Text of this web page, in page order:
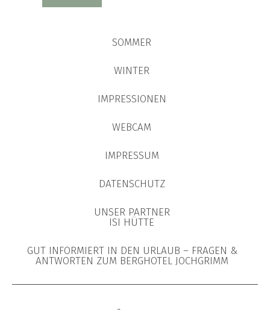
SOMMER
WINTER
IMPRESSIONEN
WEBCAM
IMPRESSUM
DATENSCHUTZ
UNSER PARTNER
ISI HÜTTE
GUT INFORMIERT IN DEN URLAUB – FRAGEN &
ANTWORTEN ZUM BERGHOTEL JOCHGRIMM